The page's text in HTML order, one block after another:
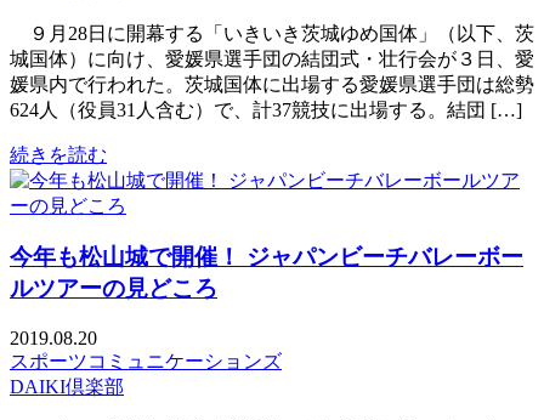
９月28日に開幕する「いきいき茨城ゆめ国体」（以下、茨
城国体）に向け、愛媛県選手団の結団式・壮行会が３日、愛
媛県内で行われた。茨城国体に出場する愛媛県選手団は総勢
624人（役員31人含む）で、計37競技に出場する。結団 […]
続きを読む
今年も松山城で開催！ ジャパンビーチバレーボー
ルツアーの見どころ
2019.08.20
スポーツコミュニケーションズ
DAIKI倶楽部